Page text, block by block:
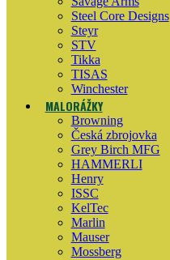
Steel Core Designs
Steyr
STV
Tikka
TISAS
Winchester
MALORÁŽKY
Browning
Česká zbrojovka
Grey Birch MFG
HAMMERLI
Henry
ISSC
KelTec
Marlin
Mauser
Mossberg